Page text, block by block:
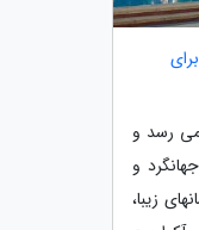
رسد و
و
زیبا،